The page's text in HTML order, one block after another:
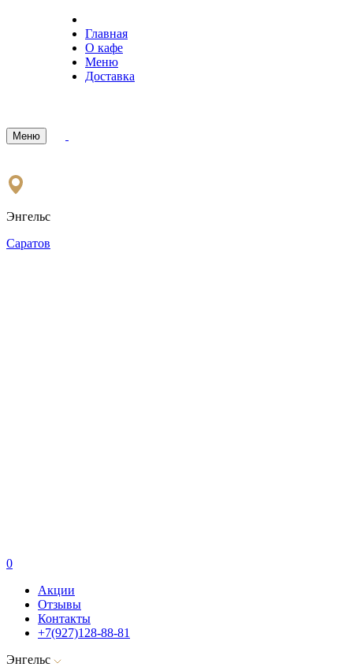
Главная
О кафе
Меню
Доставка
Меню
Энгельс
Саратов
0
Акции
Отзывы
Контакты
+7(927)128-88-81
Энгельс